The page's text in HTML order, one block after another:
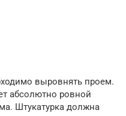
выровнять проем.
абсолютно ровной
Штукатурка должна